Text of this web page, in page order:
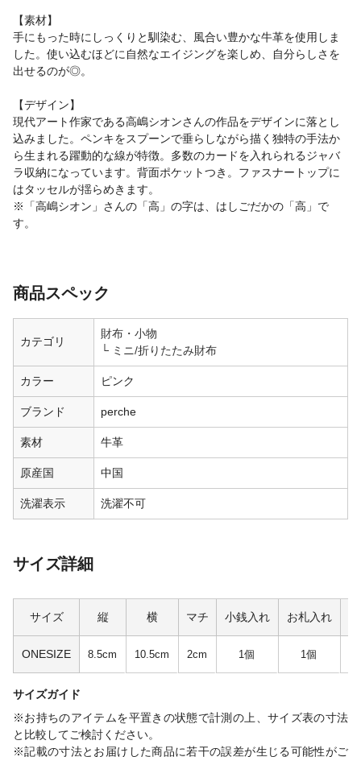
【素材】
手にもった時にしっくりと馴染む、風合い豊かな牛革を使用しま
した。使い込むほどに自然なエイジングを楽しめ、自分らしさを
出せるのが◎。
【デザイン】
現代アート作家である高嶋シオンさんの作品をデザインに落とし
込みました。ペンキをスプーンで垂らしながら描く独特の手法か
ら生まれる躍動的な線が特徴。多数のカードを入れられるジャバ
ラ収納になっています。背面ポケットつき。ファスナートップに
はタッセルが揺らめきます。
※「高嶋シオン」さんの「高」の字は、はしごだかの「高」で
す。
商品スペック
カテゴリ
財布・小物
ミニ/折りたたみ財布
カラー ピンク
ブランド perche
素材 牛革
原産国 中国
洗濯表示 洗濯不可
サイズ詳細
サイズ 縦 横 マチ 小銭入れ お札入れ
ONESIZE 8.5cm 10.5cm 2cm 1個 1個
サイズガイド
※お持ちのアイテムを平置きの状態で計測の上、サイズ表の寸法
と比較してご検討ください。
※記載の寸法とお届けした商品に若干の誤差が生じる可能性がご